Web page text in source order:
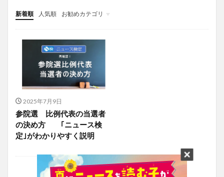
新着順 人気順
お勧めカテゴリ
投稿
学び
マンガ
電子書籍
2025年7月9日
参院選 比例代表の当選者
の決め方 ｢ニュース検
定｣がわかりやすく説明